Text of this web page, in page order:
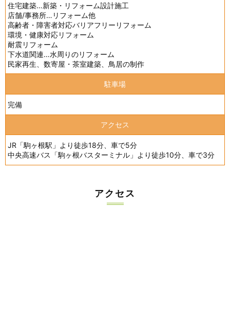
住宅建築…新築・リフォーム設計施工
店舗/事務所…リフォーム他
高齢者・障害者対応バリアフリーリフォーム
環境・健康対応リフォーム
耐震リフォーム
下水道関連…水周りのリフォーム
民家再生、数寄屋・茶室建築、鳥居の制作
駐車場
完備
アクセス
JR「駒ヶ根駅」より徒歩18分、車で5分
中央高速バス「駒ヶ根バスターミナル」より徒歩10分、車で3分
アクセス